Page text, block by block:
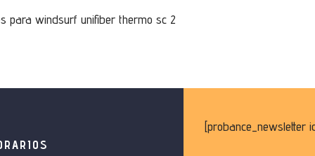
para windsurf unifiber thermo sc 2
[probance_newsletter